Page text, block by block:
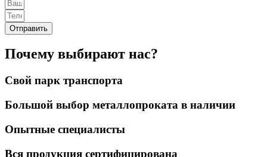
Отправить
Почему выбирают нас?
Свой парк транспорта
Большой выбор металлопроката в наличии
Опытные специалисты
Вся продукция сертифицирована